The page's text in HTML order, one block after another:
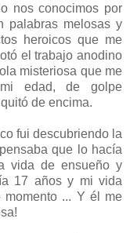
nos conocimos por
palabras melosas y
heroicos que me
el trabajo anodino
misteriosa que me
edad, de golpe
de encima.
fui descubriendo la
que lo hacía
vida de ensueño y
17 años y mi vida
momento ... Y él me